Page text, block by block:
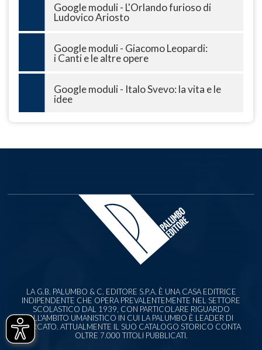
Google moduli - L'Orlando furioso di
Ludovico Ariosto
Google moduli - Giacomo Leopardi:
i Canti e le altre opere
Google moduli - Italo Svevo: la vita e le
idee
LA G.B. PALUMBO & C. EDITORE S.P.A. È UNA CASA EDITRICE
INDIPENDENTE CHE OPERA PREVALENTEMENTE NEL SETTORE
SCOLASTICO DAL 1939, CON PARTICOLARE RIGUARDO
ALL'AMBITO UMANISTICO IN CUI LA PALUMBO È LEADER DI
MERCATO. ATTUALMENTE IL SUO CATALOGO STORICO CONTA
OLTRE 7.000 TITOLI PUBBLICATI.